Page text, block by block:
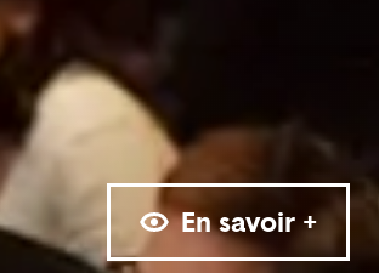
En savoir +